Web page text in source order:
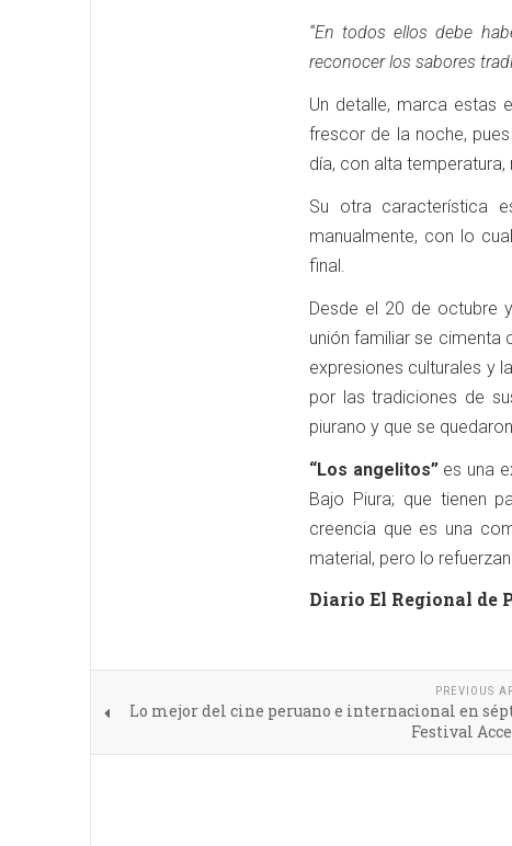
“En todos ellos debe
reconocer los sabores
Un detalle, marca estas
frescor de la noche,
día, con alta
Su otra característica
manualmente, con lo
final.
Desde el 20 de octubre
unión familiar se cimenta
expresiones culturales y
por las tradiciones de
piurano y que se
“Los angelitos”es una
Bajo Piura; que tienen
creencia que es una
material, pero lo
Diario El Regional de
PREVIOUS
Lo mejor del cine peruano e internacional en
Festival